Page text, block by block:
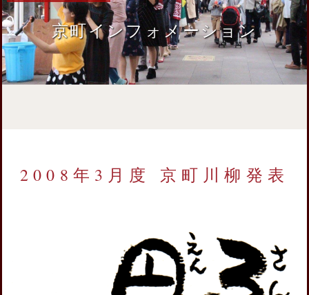
京町インフォメーション
2008年3月度 京町川柳発表